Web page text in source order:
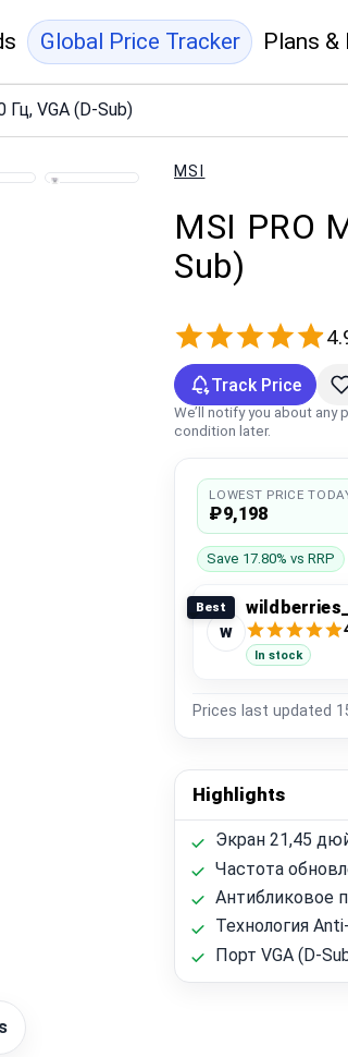
Global Price Tracker Plans &
Гц, VGA (D-Sub)
MSI
MSI PRO
Sub)
Track Price
We’ll notify you about any
condition later.
LOWEST PRICE
₽9,198
Save 17.80% vs RRP
Best
w
In stock
Prices last updated
Highlights
Экран 21,45
Частота
Антибликовое
Технология
Порт VGA (D-